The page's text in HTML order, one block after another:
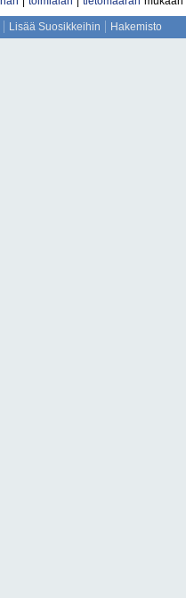
Lisää Suosikkeihin Hakemisto